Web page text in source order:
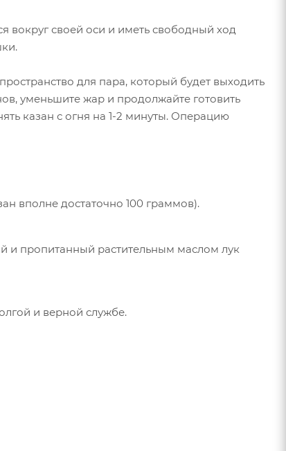
вокруг своей оси и иметь свободный ход
для пара, который будет выходить
уменьшите жар и продолжайте готовить
казан с огня на 1-2 минуты. Операцию
вполне достаточно 100 граммов).
и пропитанный растительным маслом лук
и верной службе.